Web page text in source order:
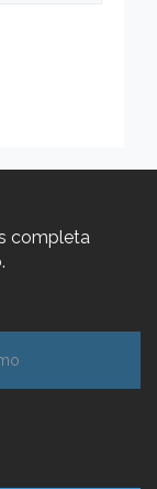
completa